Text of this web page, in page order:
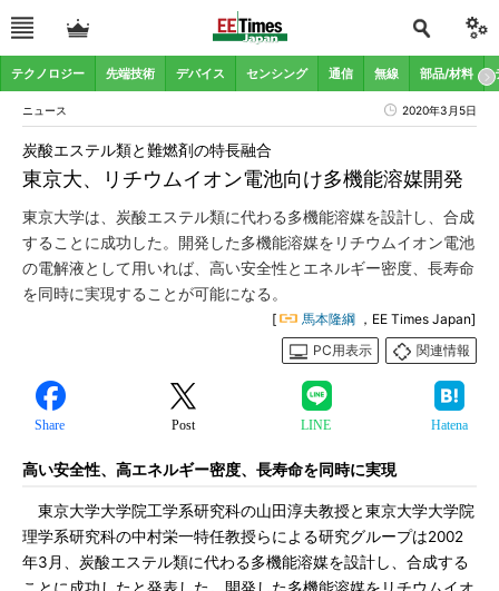
テクノロジー 先端技術 デバイス センシング 通信 無線 部品/材料
ニュース 2020年3月5日
東京大、リチウムイオン電池向け多機能溶媒開発
炭酸エステル類と難燃剤の特長融合
東京大学は、炭酸エステル類に代わる多機能溶媒を設計し、合成
することに成功した。開発した多機能溶媒をリチウムイオン電池
の電解液として用いれば、高い安全性とエネルギー密度、長寿命
を同時に実現することが可能になる。
[ 馬本隆綱 ，EE Times Japan]
PC用表示
関連情報
Share Post LINE Hatena
高い安全性、高エネルギー密度、長寿命を同時に実現
東京大学大学院工学系研究科の山田淳夫教授と東京大学大学院
理学系研究科の中村栄一特任教授らによる研究グループは2002
年3月、炭酸エステル類に代わる多機能溶媒を設計し、合成する